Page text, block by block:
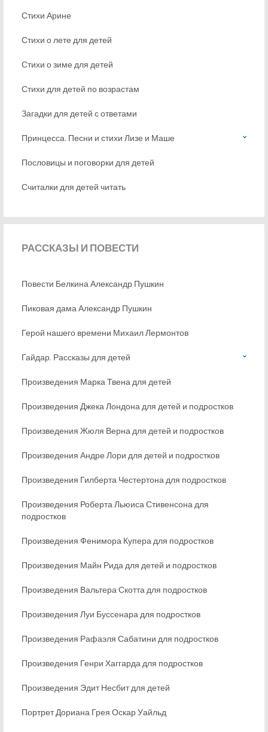
Стихи Арине
Стихи о лете для детей
Стихи о зиме для детей
Стихи для детей по возрастам
Загадки для детей с ответами
Принцесса. Песни и стихи Лизе и Маше
Пословицы и поговорки для детей
Считалки для детей читать
РАССКАЗЫ И ПОВЕСТИ
Повести Белкина Александр Пушкин
Пиковая дама Александр Пушкин
Герой нашего времени Михаил Лермонтов
Гайдар. Рассказы для детей
Произведения Марка Твена для детей
Произведения Джека Лондона для детей и подростков
Произведения Жюля Верна для детей и подростков
Произведения Андре Лори для детей и подростков
Произведения Гилберта Честертона для подростков
Произведения Роберта Льюиса Стивенсона для
подростков
Произведения Фенимора Купера для подростков
Произведения Майн Рида для детей и подростков
Произведения Вальтера Скотта для подростков
Произведения Луи Буссенара для подростков
Произведения Рафаэля Сабатини для подростков
Произведения Генри Хаггарда для подростков
Произведения Эдит Несбит для детей
Портрет Дориана Грея Оскар Уайльд